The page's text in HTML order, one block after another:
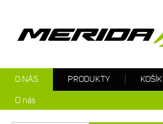
O NÁS
O nás
PRODUKTY KOŠÍK